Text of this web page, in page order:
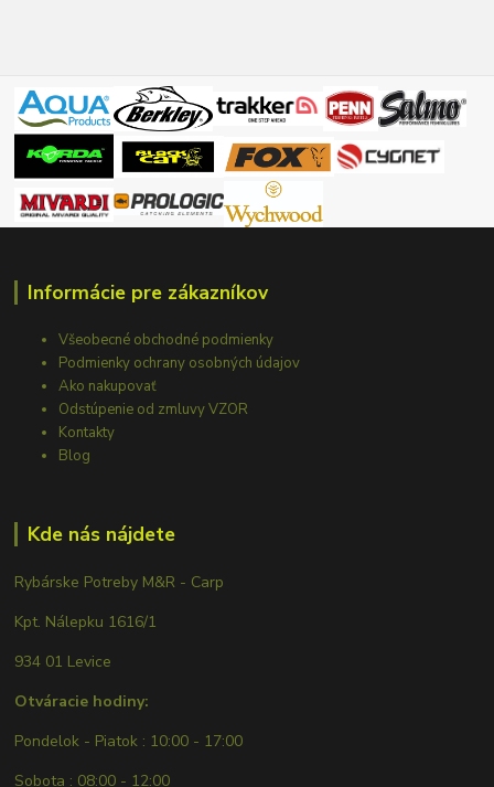
Informácie pre zákazníkov
Všeobecné obchodné podmienky
Podmienky ochrany osobných údajov
Ako nakupovať
Odstúpenie od zmluvy VZOR
Kontakty
Blog
Kde nás nájdete
Rybárske Potreby M&R - Carp
Kpt. Nálepku 1616/1
934 01 Levice
Otváracie hodiny:
Pondelok - Piatok : 10:00 - 17:00
Sobota : 08:00 - 12:00